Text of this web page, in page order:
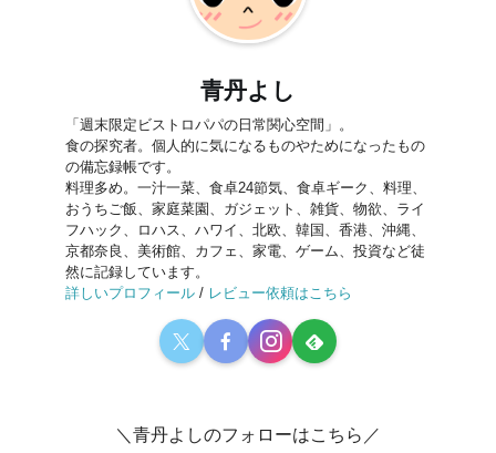
青丹よし
「週末限定ビストロパパの日常関心空間」。
食の探究者。個人的に気になるものやためになったもの
の備忘録帳です。
料理多め。一汁一菜、食卓24節気、食卓ギーク、料理、
おうちご飯、家庭菜園、ガジェット、雑貨、物欲、ライ
フハック、ロハス、ハワイ、北欧、韓国、香港、沖縄、
京都奈良、美術館、カフェ、家電、ゲーム、投資など徒
然に記録しています。
詳しいプロフィール / レビュー依頼はこちら
＼青丹よしのフォローはこちら／